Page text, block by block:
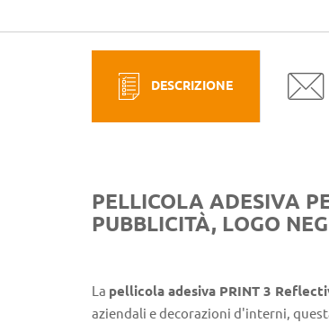
DESCRIZIONE
PELLICOLA ADESIVA
PUBBLICITÀ, LOGO
La pellicola adesiva PRINT 3
aziendali e decorazioni d'interni,